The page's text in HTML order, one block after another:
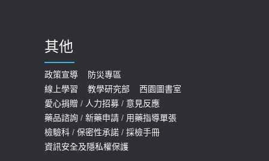
其他
政策宣導
防災專區
線上學習
教學研究部
西園圖書室
愛心捐贈 / 人力招募 / 意見反應
藥品諮詢 / 新藥申請 / 用藥指導單張
檢驗科 / 保密性承諾 / 採檢手冊
資訊安全及隱私權保護